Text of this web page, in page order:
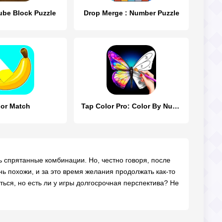
Block Puzzle Drop Merge : Number Puzzle
Match Tap Color Pro: Color By Number
комбинации. Но, честно говоря, после
похожи, и за это время желания продолжать как-то
но есть ли у игры долгосрочная перспектива? Не